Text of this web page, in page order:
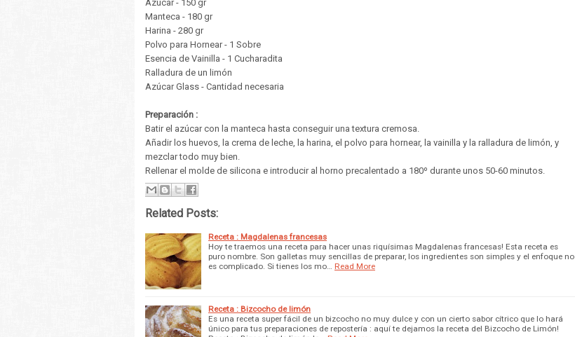
Azúcar - 150 gr
Manteca - 180 gr
Harina - 280 gr
Polvo para Hornear - 1 Sobre
Esencia de Vainilla - 1 Cucharadita
Ralladura de un limón
Azúcar Glass - Cantidad necesaria
Preparación :
Batir el azúcar con la manteca hasta conseguir una textura cremosa.
Añadir los huevos, la crema de leche, la harina, el polvo para hornear, la vainilla y la ralladura de limón, y
mezclar todo muy bien.
Rellenar el molde de silicona e introducir al horno precalentado a 180º durante unos 50-60 minutos.
Related Posts:
Receta : Magdalenas francesas
Hoy te traemos una receta para hacer unas riquísimas Magdalenas francesas! Esta receta es
puro nombre. Son galletas muy sencillas de preparar, los ingredientes son simples y el enfoque no
es complicado. Si tienes los mo…
Read More
Receta : Bizcocho de limón
Es una receta super fácil de un bizcocho no muy dulce y con un cierto sabor cítrico que lo hará
único para tus preparaciones de repostería : aquí te dejamos la receta del Bizcocho de Limón!